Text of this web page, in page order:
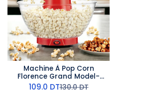
Machine À Pop Corn
Florence Grand Model-
1200W- Rouge
109.0 DT130.0DT